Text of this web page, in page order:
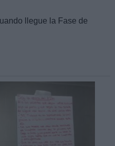
llegue la Fase de